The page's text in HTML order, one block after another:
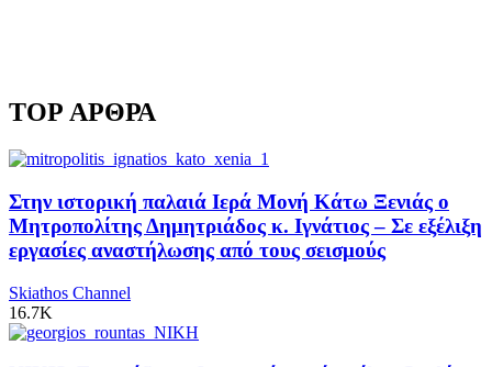
TOP ΑΡΘΡΑ
Στην ιστορική παλαιά Ιερά Μονή Κάτω Ξενιάς ο
Μητροπολίτης Δημητριάδος κ. Ιγνάτιος – Σε εξέλιξη
εργασίες αναστήλωσης από τους σεισμούς
Skiathos Channel
16.7K